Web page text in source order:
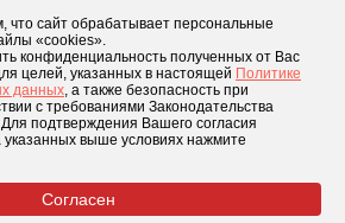
сайт обрабатывает персональные
«cookies».
конфиденциальность полученных от Вас
целей, указанных в настоящей Политике
данных, а также безопасность при
с требованиями Законодательства
подтверждения Вашего согласия
выше условиях нажмите
Согласен
способы связи
Доставка и оплата Блог
© 2026 «GLADIATOR»